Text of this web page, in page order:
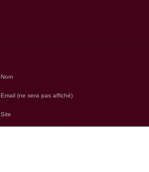
Nom
Email (ne sera pas affiché)
Site